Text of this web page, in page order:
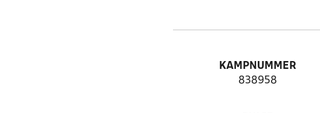
KAMPNUMMER
838958